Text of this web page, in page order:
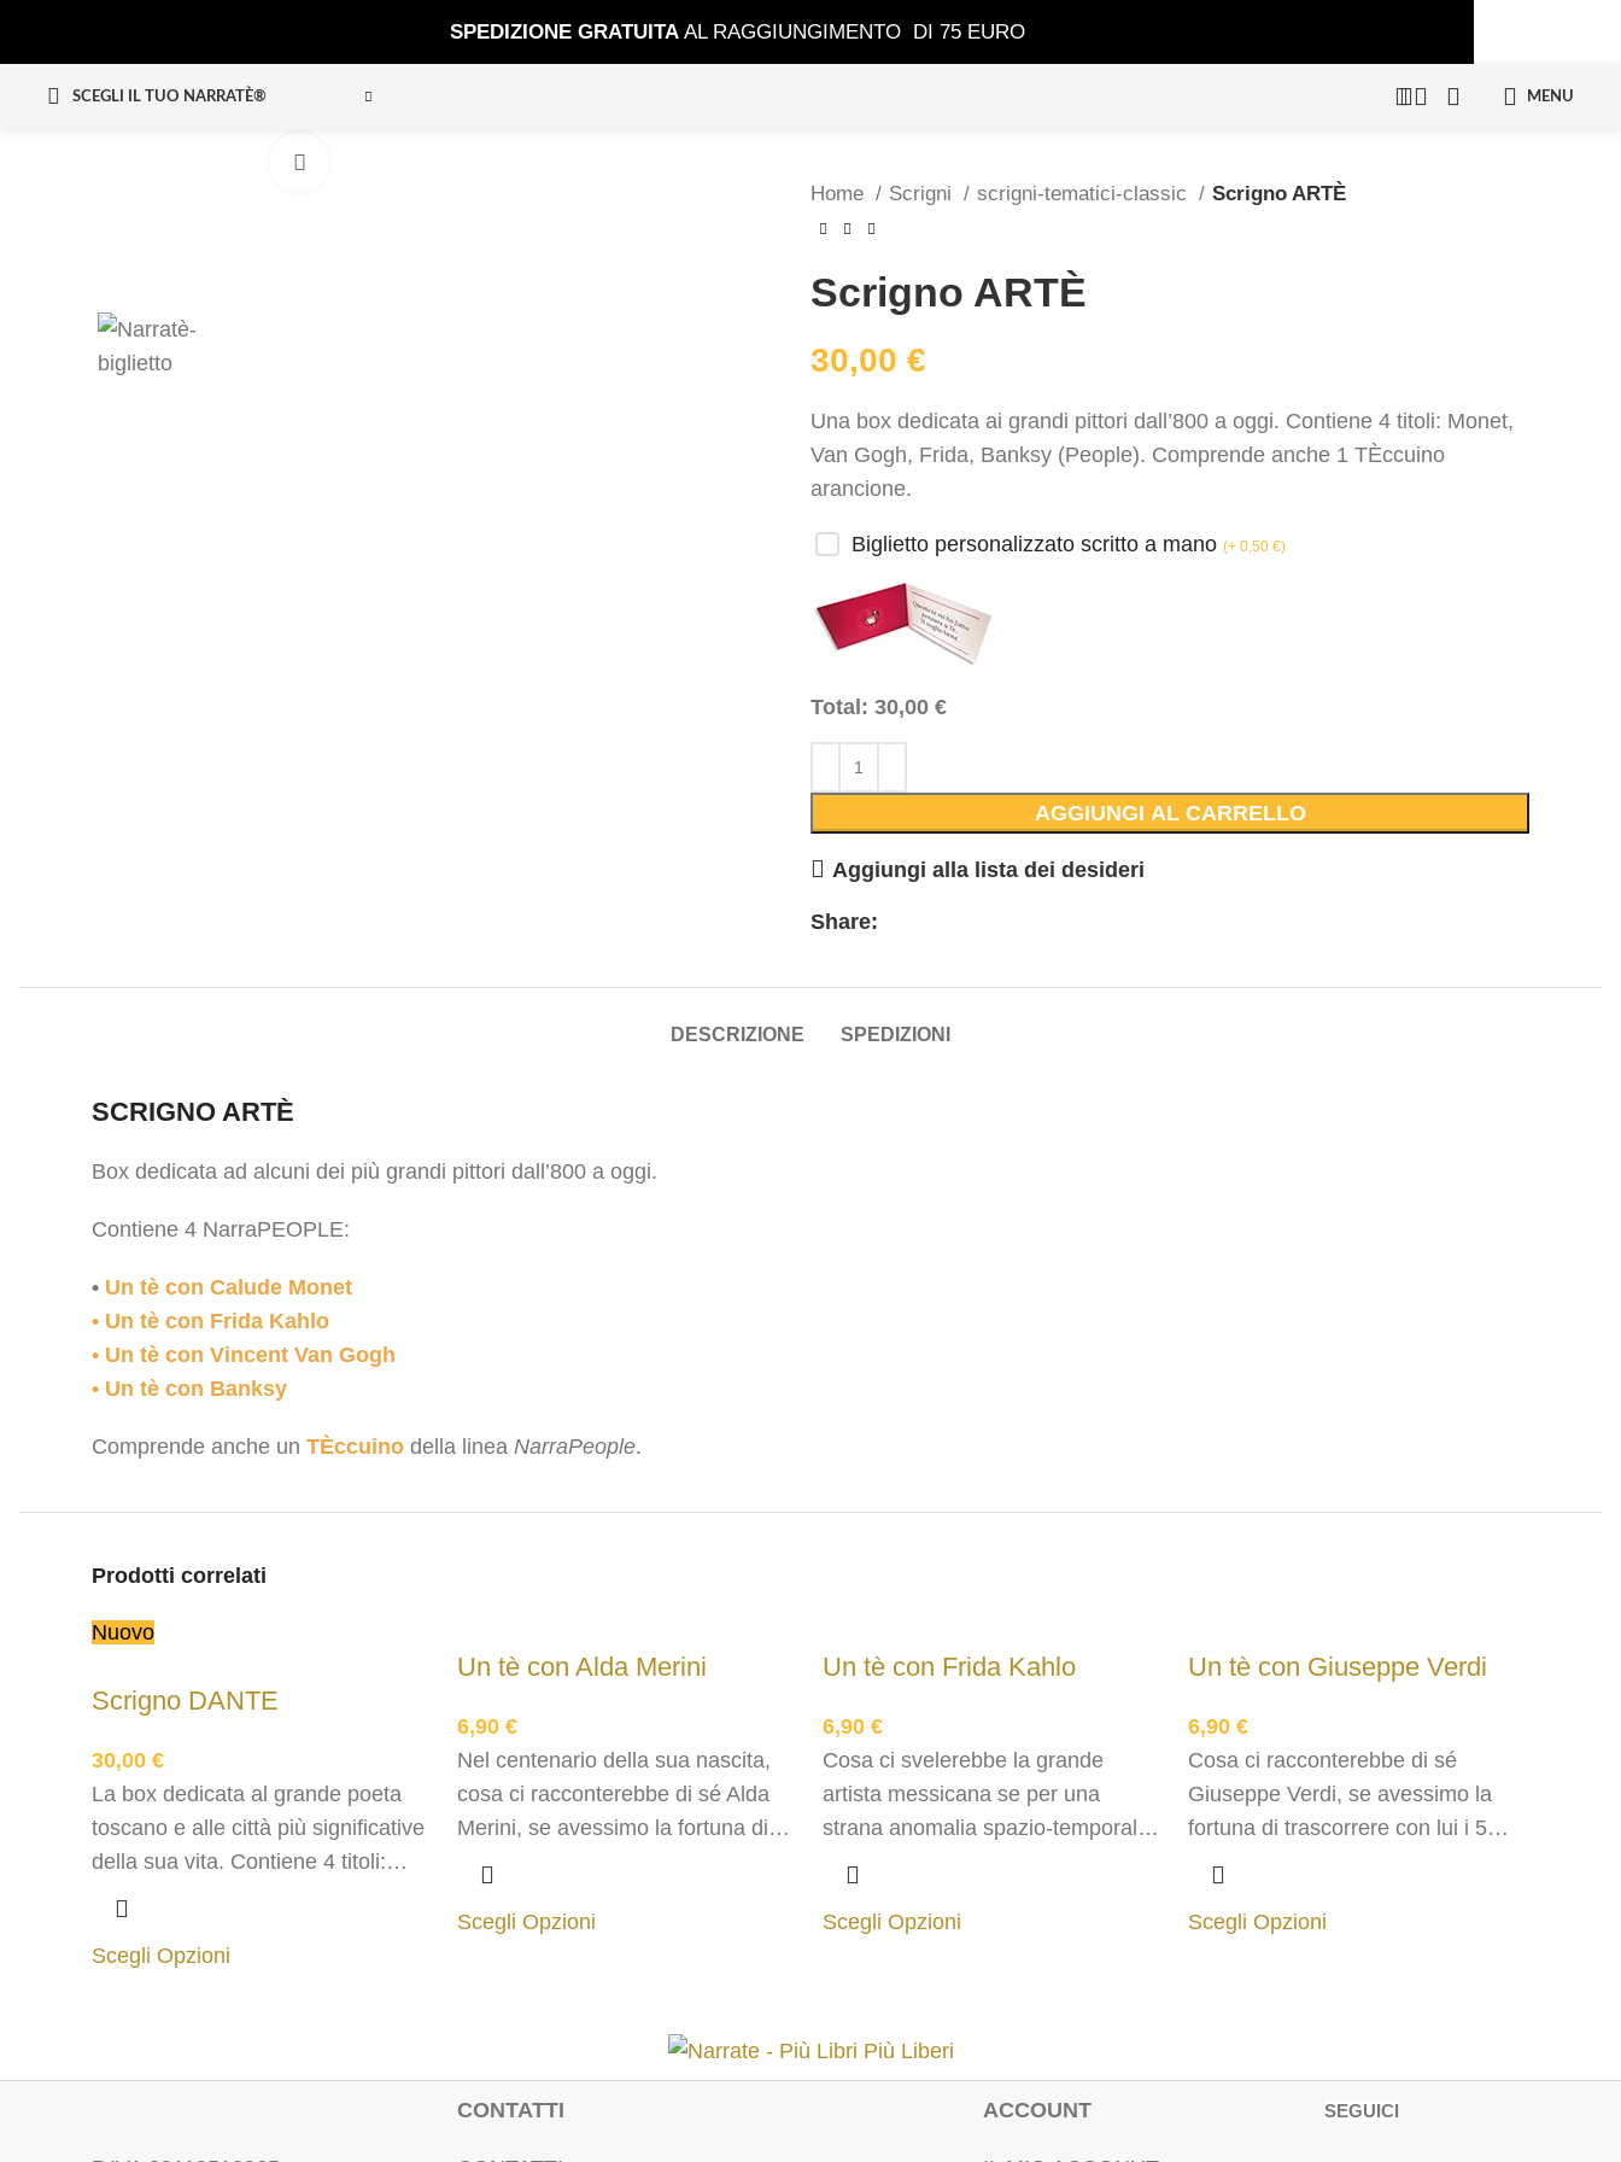
SCEGLI IL TUO NARRATÈ® MENU
Home Scrigni scrigni-tematici-classic Scrigno ARTÈ
Scrigno ARTÈ
30,00 €
Una box dedicata ai grandi pittori dall’800 a oggi. Contiene 4 titoli: Monet,
Van Gogh, Frida, Banksy (People). Comprende anche 1 TÈccuino
arancione.
Biglietto personalizzato scritto a mano (+ 0,50 €)
Total: 30,00 €
AGGIUNGI AL CARRELLO
Aggiungi alla lista dei desideri
Share:
DESCRIZIONE SPEDIZIONI
SCRIGNO ARTÈ
Box dedicata ad alcuni dei più grandi pittori dall’800 a oggi.
Contiene 4 NarraPEOPLE:
• Un tè con Calude Monet
• Un tè con Frida Kahlo
• Un tè con Vincent Van Gogh
• Un tè con Banksy
Comprende anche un TÈccuino della linea NarraPeople.
Prodotti correlati
Nuovo
Scrigno DANTE
30,00 €
La box dedicata al grande poeta
toscano e alle città più significative
della sua vita. Contiene 4 titoli:
Dante (People), Firenze, Bologna,
1 TÈccuino arancione.
Scegli Opzioni
Un tè con Alda Merini
6,90 €
Nel centenario della sua nascita,
cosa ci racconterebbe di sé Alda
Merini, se avessimo la fortuna di
aspettare con lui i 5 minuti
Scegli Opzioni
Un tè con Frida Kahlo
6,90 €
Cosa ci svelerebbe la grande
artista messicana se per una
strana anomalia spazio-temporale,
avessimo l'occasione di starcene
minuti, in attesa dell'infusione?
Scegli Opzioni
Un tè con Giuseppe Verdi
6,90 €
Cosa ci racconterebbe di sé
Giuseppe Verdi, se avessimo la
fortuna di trascorrere con lui i 5
minuti d'infusione?
Scegli Opzioni
CONTATTI ACCOUNT SEGUICI
SPEDIZIONE GRATUITA AL RAGGIUNGIMENTO DI 75 EURO